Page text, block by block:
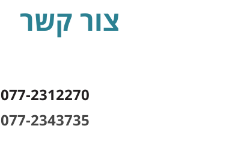
צור קשר
077-2312270
077-2343735